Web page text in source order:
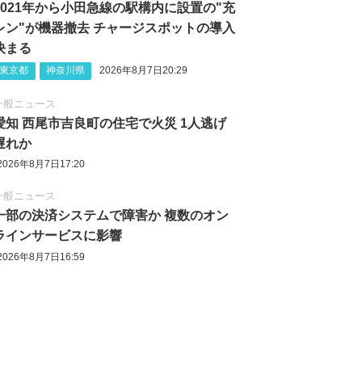
年から小田急線の駅構内に設置の"充
ン"が機器撤去 チャージスポットの導入
まる
東京都 神奈川県 2026年8月7日20:29
般ニュース
知 西尾市吉良町の住宅で火災 1人逃げ
れか
年8月7日17:20
般ニュース
部の決済システムで障害か 複数のオン
インサービスに影響
年8月7日16:59